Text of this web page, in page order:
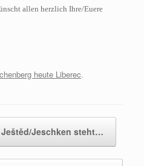
allen herzlich Ihre/Euere
heute Liberec.
Jeschken steht…